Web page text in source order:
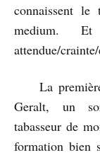
connaissent
medium.
attendue/
La
Geralt, un
tabasseur de
formation bien